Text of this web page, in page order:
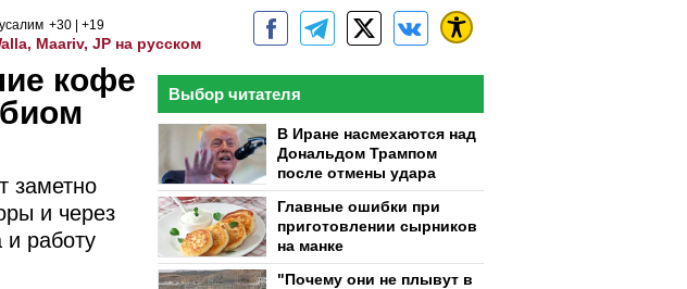
+30 +19
Maariv, JP на русском
кофе
заметно
и через
и работу
Выбор читателя
В Иране насмехаются над
Дональдом Трампом
после отмены удара
Главные ошибки при
приготовлении сырников
на манке
"Почему они не плывут в